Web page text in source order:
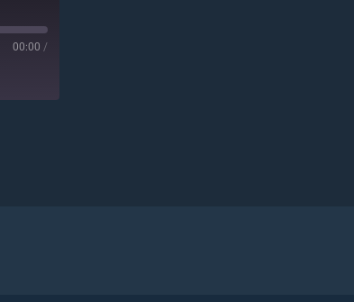
00:00 /